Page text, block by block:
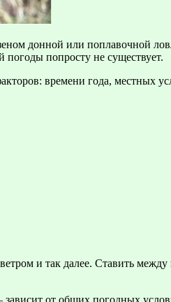
донной или поплавочной
погоды попросту не существует.
времени года, местных
и так далее. Ставить между
от общих погодных